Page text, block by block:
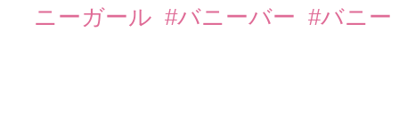
ニーガール #バニーバー #バニー